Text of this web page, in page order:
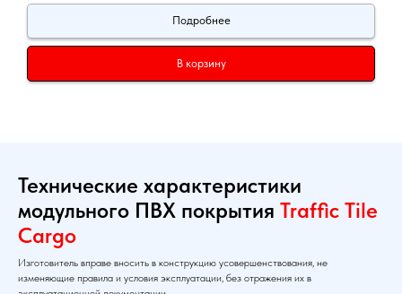
Подробнее
В корзину
Технические характеристики
модульного ПВХ покрытия Traffic Tile
Cargo
Изготовитель вправе вносить в конструкцию усовершенствования, не
изменяющие правила и условия эксплуатации, без отражения их в